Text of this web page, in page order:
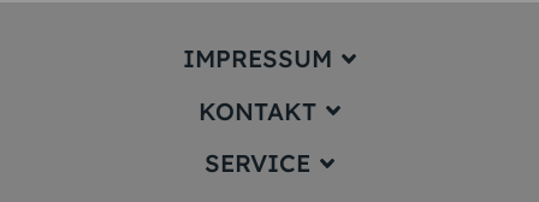
IMPRESSUM
Impressum
KONTAKT
service@karten-paradies.de
SERVICE